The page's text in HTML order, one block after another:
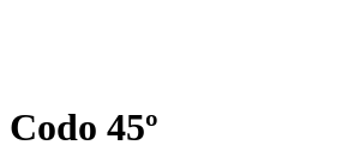
Codo 45º